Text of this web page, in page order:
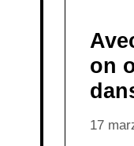
on
17